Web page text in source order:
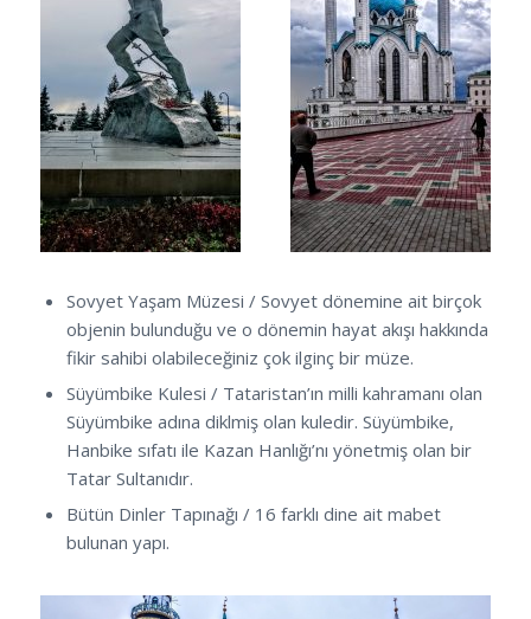
Sovyet Yaşam Müzesi / Sovyet dönemine ait birçok
objenin bulunduğu ve o dönemin hayat akışı hakkında
fikir sahibi olabileceğiniz çok ilginç bir müze.
Süyümbike Kulesi / Tataristan’ın milli kahramanı olan
Süyümbike adına diklmiş olan kuledir. Süyümbike,
Hanbike sıfatı ile Kazan Hanlığı’nı yönetmiş olan bir
Tatar Sultanıdır.
Bütün Dinler Tapınağı / 16 farklı dine ait mabet
bulunan yapı.